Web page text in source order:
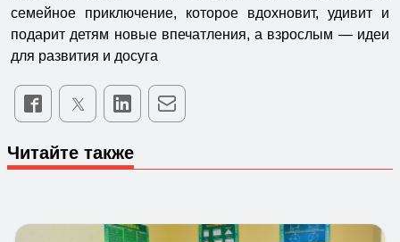
семейное приключение, которое вдохновит, удивит и
подарит детям новые впечатления, а взрослым — идеи
для развития и досуга
Читайте также